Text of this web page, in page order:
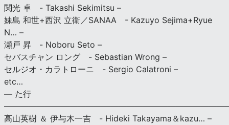
関光 卓 - Takashi Sekimitsu –
妹島 和世+西沢 立衛／SANAA - Kazuyo Sejima+Ryue
N… –
瀬戸 昇 - Noboru Seto –
セバスチャン ロング - Sebastian Wrong –
セルジオ・カラトローニ - Sergio Calatroni –
etc…
— た行
高山英樹 ＆ 伊与木一吉 - Hideki Takayama＆kazu… –